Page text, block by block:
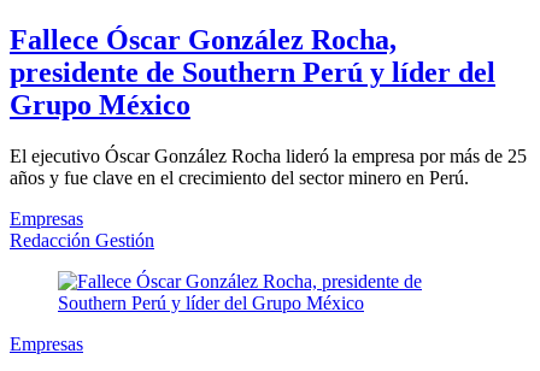
Fallece Óscar González Rocha,
presidente de Southern Perú y líder del
Grupo México
El ejecutivo Óscar González Rocha lideró la empresa por más de 25
años y fue clave en el crecimiento del sector minero en Perú.
Empresas
Redacción Gestión
Empresas